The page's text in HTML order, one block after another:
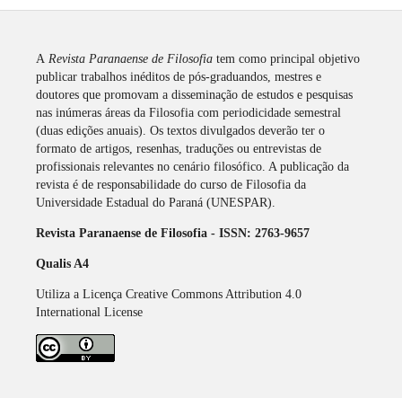
A Revista Paranaense de Filosofia tem como principal objetivo
publicar trabalhos inéditos de pós-graduandos, mestres e
doutores que promovam a disseminação de estudos e pesquisas
nas inúmeras áreas da Filosofia com periodicidade semestral
(duas edições anuais). Os textos divulgados deverão ter o
formato de artigos, resenhas, traduções ou entrevistas de
profissionais relevantes no cenário filosófico. A publicação da
revista é de responsabilidade do curso de Filosofia da
Universidade Estadual do Paraná (UNESPAR).
Revista Paranaense de Filosofia - ISSN: 2763-9657
Qualis A4
Utiliza a Licença Creative Commons Attribution 4.0
International License